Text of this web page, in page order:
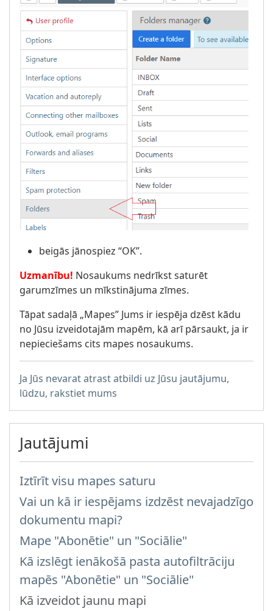
beigās jānospiez “OK”.
Uzmanību! Nosaukums nedrīkst saturēt
garumzīmes un mīkstinājuma zīmes.
Tāpat sadaļā „Mapes” Jums ir iespēja dzēst kādu
no Jūsu izveidotajām mapēm, kā arī pārsaukt, ja ir
nepieciešams cits mapes nosaukums.
Ja Jūs nevarat atrast atbildi uz Jūsu jautājumu,
lūdzu, rakstiet mums
Jautājumi
Iztīrīt visu mapes saturu
Vai un kā ir iespējams izdzēst nevajadzīgo
dokumentu mapi?
Mape "Abonētie" un "Sociālie"
Kā izslēgt ienākošā pasta autofiltrāciju
mapēs "Abonētie" un "Sociālie"
Kā izveidot jaunu mapi